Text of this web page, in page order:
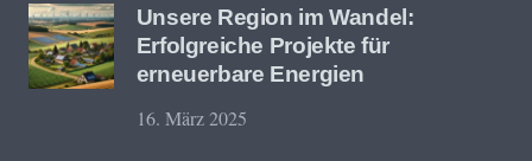
Unsere Region im Wandel:
Erfolgreiche Projekte für
erneuerbare Energien
16. März 2025